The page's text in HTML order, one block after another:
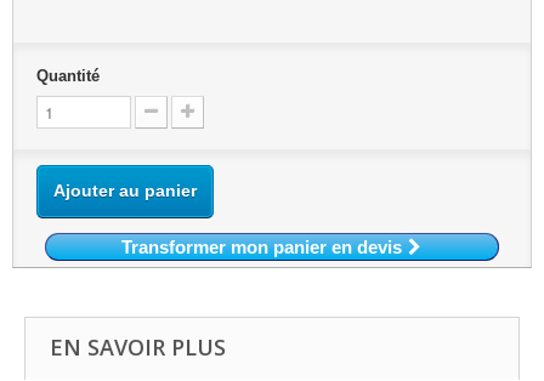
Quantité
Ajouter au panier
Transformer mon panier en devis
EN SAVOIR PLUS